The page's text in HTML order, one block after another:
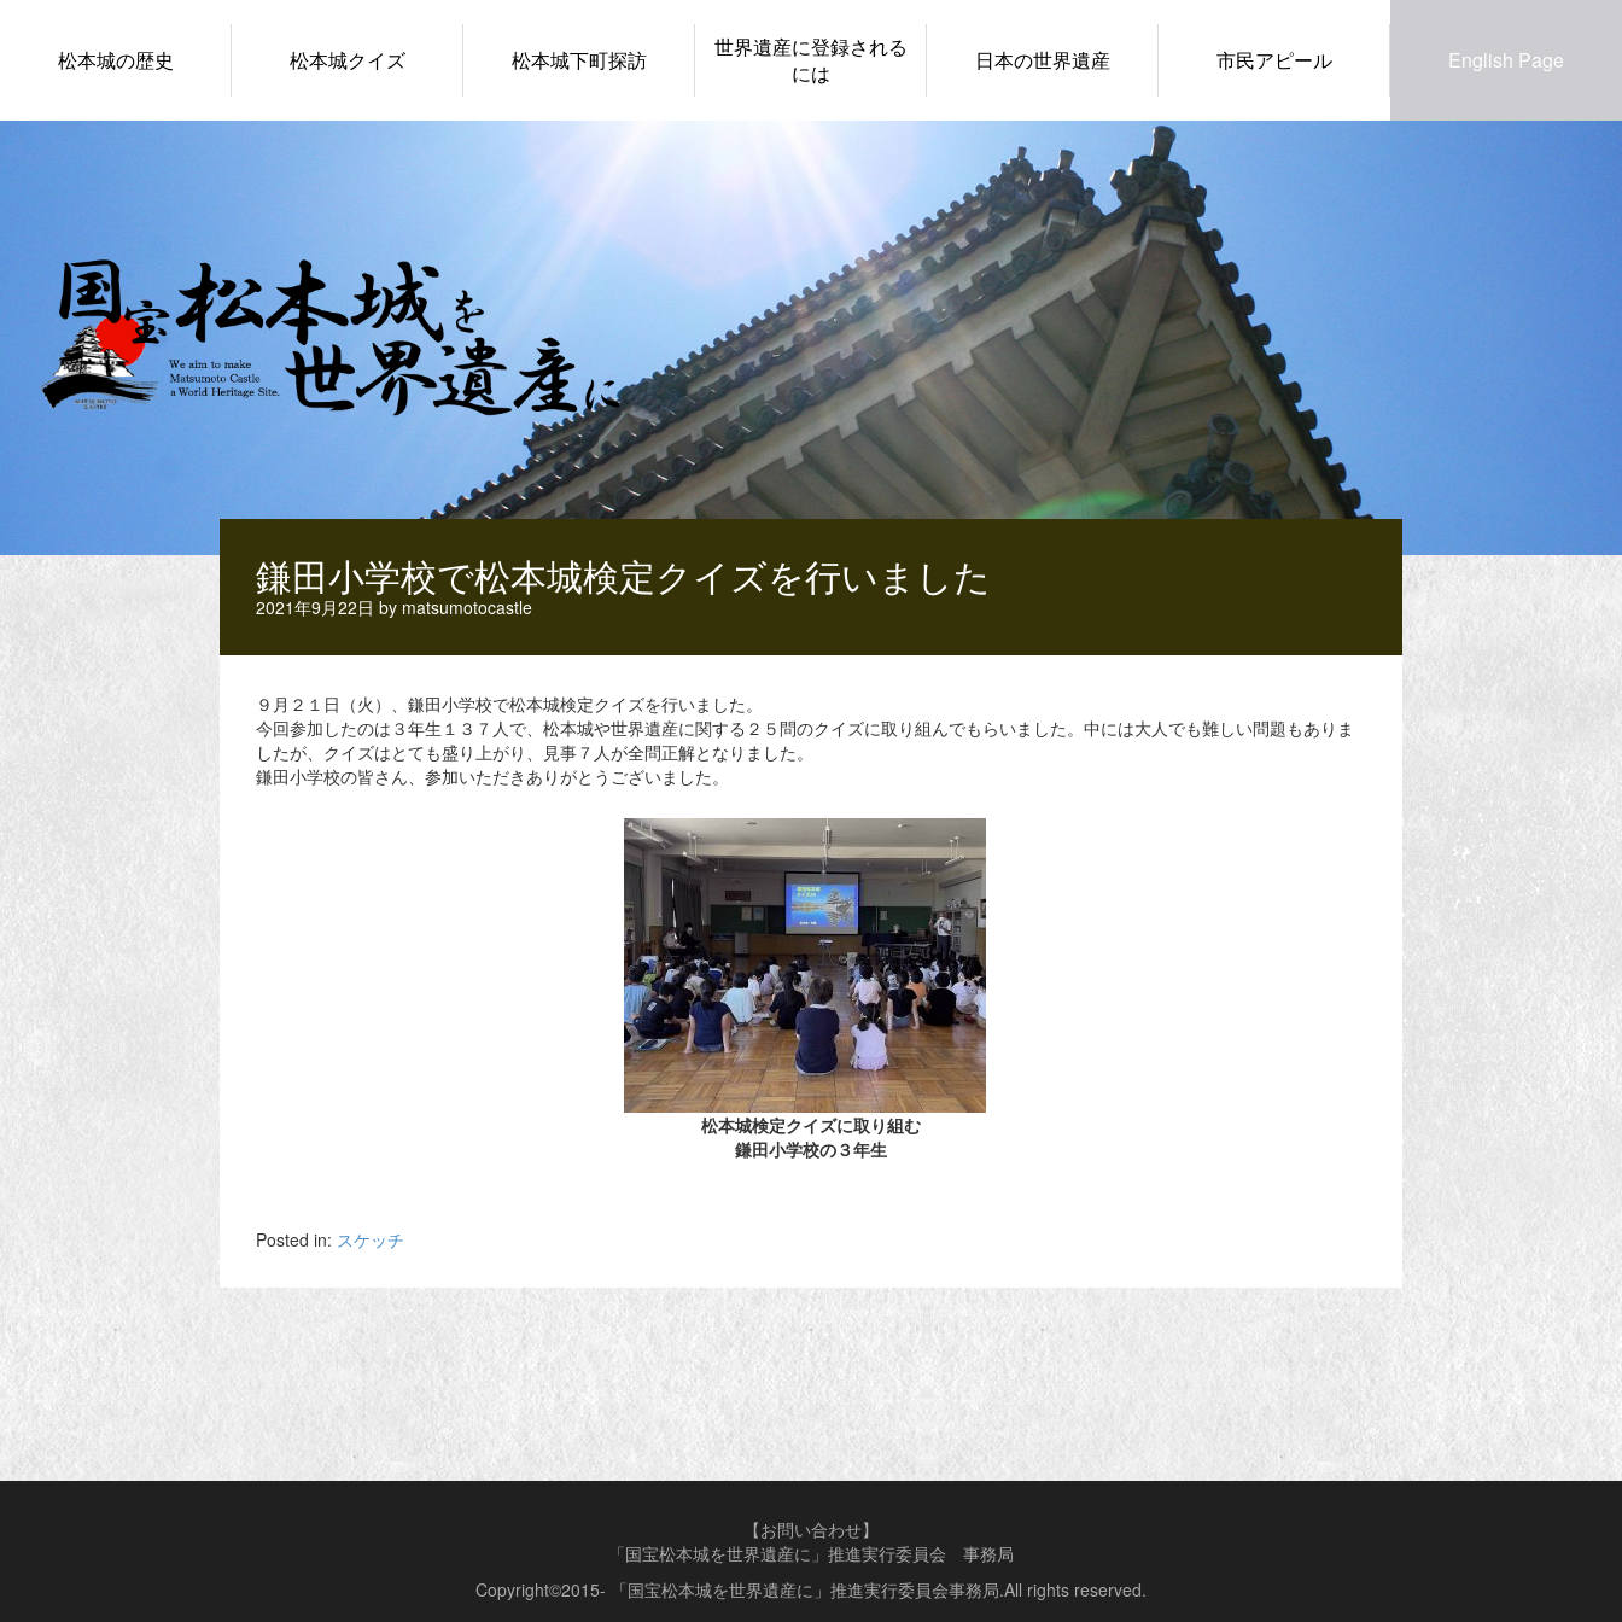
松本城の歴史 松本城クイズ 松本城下町探訪
世界遺産に登録される
には
日本の世界遺産 市民アピール English Page
鎌田小学校で松本城検定クイズを行いました
2021年9月22日 by matsumotocastle
９月２１日（火）、鎌田小学校で松本城検定クイズを行いました。
今回参加したのは３年生１３７人で、松本城や世界遺産に関する２５問のクイズに取り組んでもらいました。中には大人でも難しい問題もありま
したが、クイズはとても盛り上がり、見事７人が全問正解となりました。
鎌田小学校の皆さん、参加いただきありがとうございました。
松本城検定クイズに取り組む
鎌田小学校の３年生
Posted in: スケッチ
【お問い合わせ】
「国宝松本城を世界遺産に」推進実行委員会 事務局
Copyright©2015- 「国宝松本城を世界遺産に」推進実行委員会事務局.All rights reserved.